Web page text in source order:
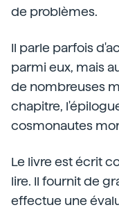
de problèmes.
Il parle parfois
parmi eux, mais
de nombreuses
chapitre,
cosmonautes
Le livre est écrit
lire. Il fournit de
effectue une